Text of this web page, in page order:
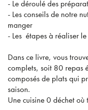
- Le déroulé des
- Les conseils de notre
manger
- Les étapes à réaliser
Dans ce livre, vous
complets, soit 80 repas
composés de plats qui
saison.
Une cuisine 0 déchet où